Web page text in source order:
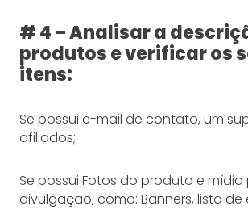
# 4 – Analisar a
produtos e verificar os
itens:
Se possui e-mail de contato, um
afiliados;
Se possui Fotos do produto e mídia
divulgação, como: Banners, lista de